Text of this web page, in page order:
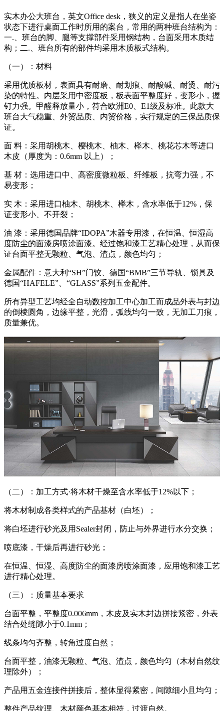
实木办公大班台，英文Office desk，狭义的定义是指人在坐姿
状态下进行桌面工作时所用的案台，常用的两种班台结构为：
一.、班台的脚、腿等支撑部件采用钢结构，台面采用木质结
构；二.、班台所有的部件均采用木质板式结构。
（一）：材料
采用优质板材，表面具有耐磨、耐划痕、耐酸碱、耐烫、耐污
染的特性。内层采用中密度板，板表面平整度好，变形小，握
钉力强。甲醛释放量小，符合欧洲E0、E1级及标准。此款大
班台大气稳重、外贸品质、内贸价格，实行规定的三保品质保
证。
面 料：采用胡桃木、樱桃木、柚木、榉木、桃花芯木等进口
木皮（厚度为：0.6mm 以上）；
基 材：选用进口中、高密度微粒板、纤维板，抗弯力强，不
易变形；
实 木：采用进口柚木、胡桃木、榉木，含水率低于12%，保
证变形小、不开裂；
油 漆：采用德国品牌“IDOPA”木器专用漆，在恒温、恒湿高
度防尘的面漆房喷涂面漆。经过饱和漆工艺精心处理，从而保
证台面平整无颗粒、气泡、渣点，颜色均匀；
金属配件：意大利“SH”门铰、德国“BMB”三节导轨、锁具及
德国“HAFELE”、“GLASS”系列五金配件。
所有异型工艺均经全自动数控加工中心加工而成品外表与封边
的倒棱圆角，边缘平整，光滑，弧线均匀一致，无加工刀痕，
质量兼优。
（二）：加工方式·将木材干燥至含水率低于12%以下；
将木材制成各类样式的产品基材（白坯）；
将白坯进行砂光及用Sealer封闭，防止与外界进行水分交换；
喷底漆，干燥后再进行砂光；
在恒温、恒湿、高度防尘的面漆房喷涂面漆，应用饱和漆工艺
进行精心处理。
（三）：质量基本要求
台面平整，平整度0.006mm，木皮及实木封边拼接紧密，外表
结合处缝隙小于0.1mm；
线条均匀齐整，转角过度自然；
台面平整，油漆无颗粒、气泡、渣点，颜色均匀（木材自然纹
理除外）；
产品用五金连接件拼接后，整体显得紧密，间隙细小且均匀；
整件产品纹理、木材颜色基本相符，过渡自然。